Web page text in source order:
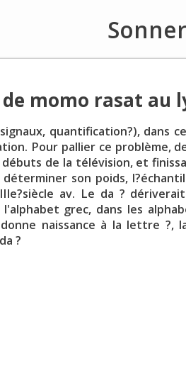
momo rasat au
quantification?), dans
Pour pallier ce problème,
débuts de la télévision, et
son poids,
av. Le da ?
grec, dans les
naissance à la lettre ?,
?